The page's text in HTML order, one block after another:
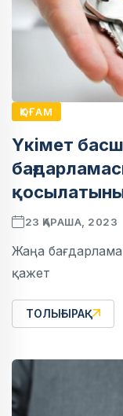
ҚОҒАМ
Үкімет
23 ҚАРАША, 2023
Жаңа
қажет
ТОЛЫҒЫРАҚ